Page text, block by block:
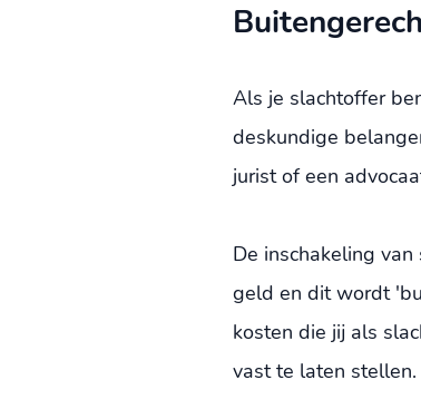
Als je slachtoffer
deskundige
jurist of een
De inschakeling
geld en dit wordt
kosten die jij als
vast te laten stellen.